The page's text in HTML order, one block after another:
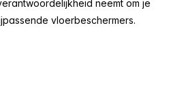
neemt om je
vloerbeschermers.